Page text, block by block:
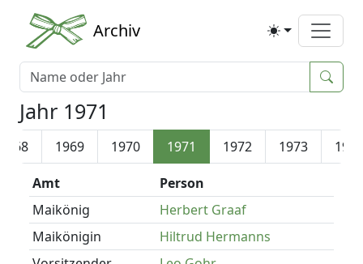
Archiv
Jahr 1971
1968 1969 1970 1971 1972 1973 1974
Amt
Person
Maikönig
Herbert Graaf
Maikönigin
Hiltrud Hermanns